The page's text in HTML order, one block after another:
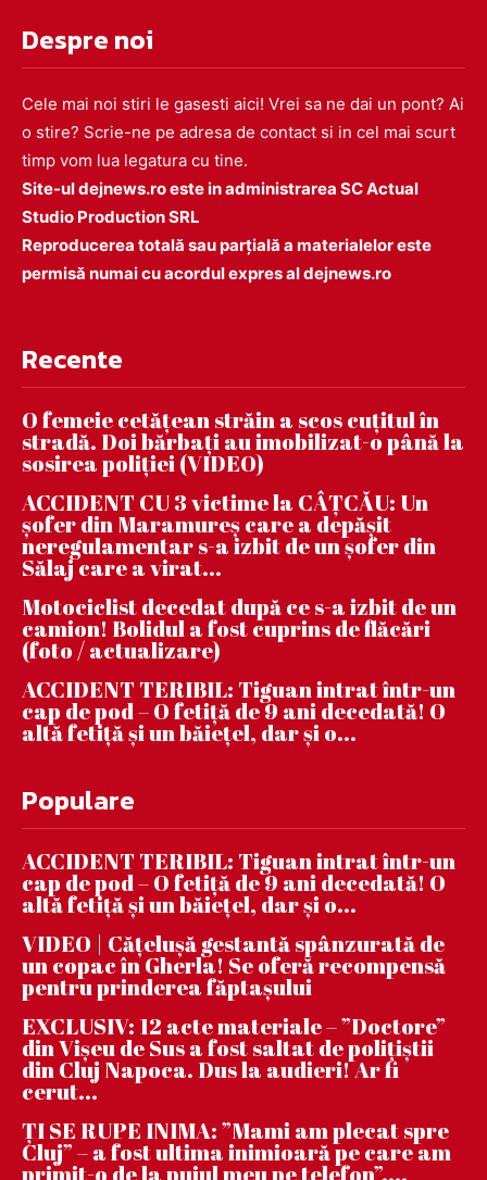
Despre noi
Cele mai noi stiri le gasesti aici! Vrei sa ne dai un pont? Ai
o stire? Scrie-ne pe adresa de contact si in cel mai scurt
timp vom lua legatura cu tine.
Site-ul dejnews.ro este in administrarea SC Actual
Studio Production SRL
Reproducerea totală sau parțială a materialelor este
permisă numai cu acordul expres al dejnews.ro
Recente
O femeie cetățean străin a scos cuțitul în
stradă. Doi bărbați au imobilizat-o până la
sosirea poliției (VIDEO)
ACCIDENT CU 3 victime la CÂȚCĂU: Un
șofer din Maramureș care a depășit
neregulamentar s-a izbit de un șofer din
Sălaj care a virat...
Motociclist decedat după ce s-a izbit de un
camion! Bolidul a fost cuprins de flăcări
(foto / actualizare)
ACCIDENT TERIBIL: Tiguan intrat într-un
cap de pod – O fetiță de 9 ani decedată! O
altă fetiță și un băiețel, dar și o...
Populare
ACCIDENT TERIBIL: Tiguan intrat într-un
cap de pod – O fetiță de 9 ani decedată! O
altă fetiță și un băiețel, dar și o...
VIDEO | Căţeluşă gestantă spânzurată de
un copac în Gherla! Se oferă recompensă
pentru prinderea făptaşului
EXCLUSIV: 12 acte materiale – ”Doctore”
din Vișeu de Sus a fost saltat de polițiștii
din Cluj Napoca. Dus la audieri! Ar fi
cerut...
ȚI SE RUPE INIMA: ”Mami am plecat spre
Cluj” – a fost ultima inimioară pe care am